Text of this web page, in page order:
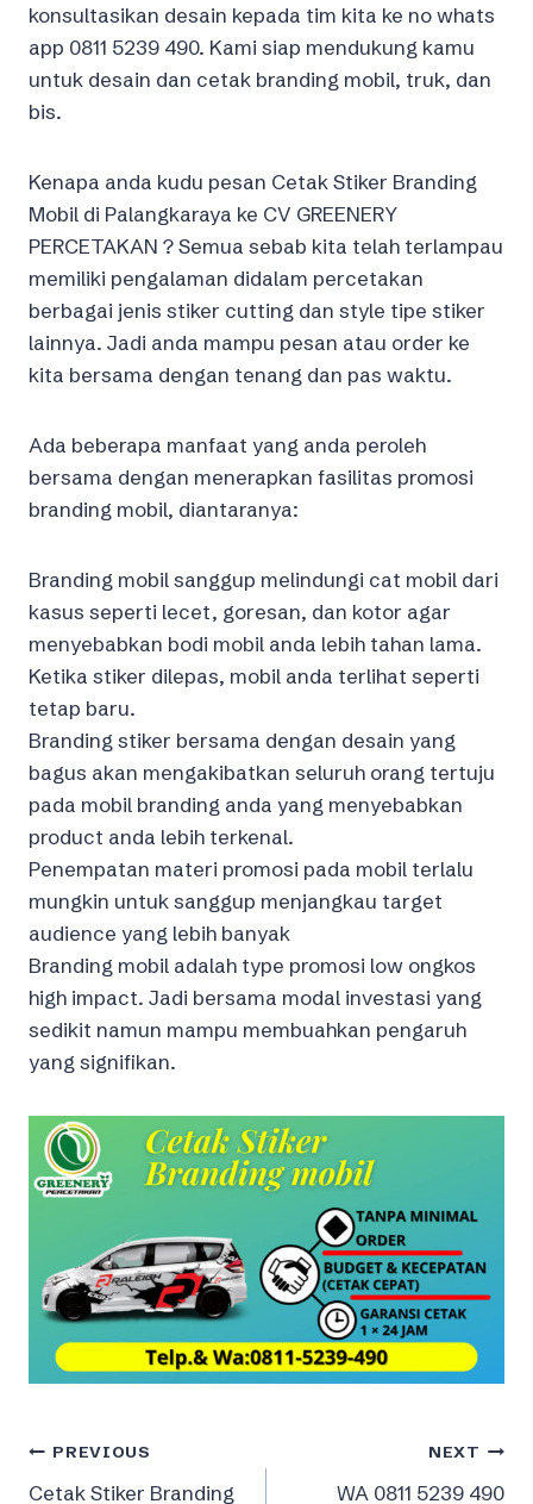
konsultasikan desain kepada tim kita ke no whats
app 0811 5239 490. Kami siap mendukung kamu
untuk desain dan cetak branding mobil, truk, dan
bis.
Kenapa anda kudu pesan Cetak Stiker Branding
Mobil di Palangkaraya ke CV GREENERY
PERCETAKAN ? Semua sebab kita telah terlampau
memiliki pengalaman didalam percetakan
berbagai jenis stiker cutting dan style tipe stiker
lainnya. Jadi anda mampu pesan atau order ke
kita bersama dengan tenang dan pas waktu.
Ada beberapa manfaat yang anda peroleh
bersama dengan menerapkan fasilitas promosi
branding mobil, diantaranya:
Branding mobil sanggup melindungi cat mobil dari
kasus seperti lecet, goresan, dan kotor agar
menyebabkan bodi mobil anda lebih tahan lama.
Ketika stiker dilepas, mobil anda terlihat seperti
tetap baru.
Branding stiker bersama dengan desain yang
bagus akan mengakibatkan seluruh orang tertuju
pada mobil branding anda yang menyebabkan
product anda lebih terkenal.
Penempatan materi promosi pada mobil terlalu
mungkin untuk sanggup menjangkau target
audience yang lebih banyak
Branding mobil adalah type promosi low ongkos
high impact. Jadi bersama modal investasi yang
sedikit namun mampu membuahkan pengaruh
yang signifikan.
Post
PREVIOUS
Cetak Stiker Branding
NEXT
WA 0811 5239 490